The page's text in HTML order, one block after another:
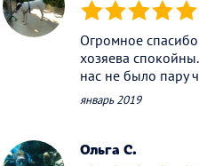
(*) (*) (*) (*) (*)
Огромное
хозяева
нас не было пару
январь 2019
Ольга С.